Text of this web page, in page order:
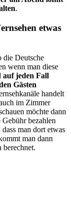
.
etwas
die Deutsche
wenn man diese
auf jeden Fall
Gästen
handelt
im Zimmer
möchte dann
Gebühr bezahlen
man dort etwas
man dann
berechnet.